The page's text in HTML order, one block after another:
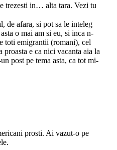
trezesti in… alta tara. Vezi tu
de afara, si pot sa le inteleg
o mai am si eu, si inca n-
toti emigrantii (romani), cel
proasta e ca nici vacanta aia la
post pe tema asta, ca tot mi-
prosti. Ai vazut-o pe